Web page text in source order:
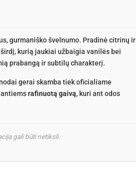
gurmaniško švelnumo. Pradinė citrinų ir
kurią jaukiai užbaigia vanilės bei
prabangą ir subtilų charakterį.
gerai skamba tiek oficialiame
rafinuotą gaivą, kuri ant odos
gali būti netiksli.